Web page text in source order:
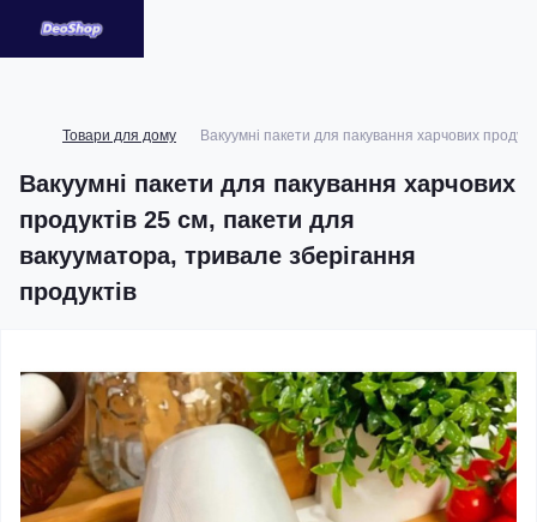
Товари для дому Вакуумні пакети для пакування харчових
Вакуумні пакети для пакування харчових
продуктів 25 см, пакети для
вакууматора, тривале зберігання
продуктів